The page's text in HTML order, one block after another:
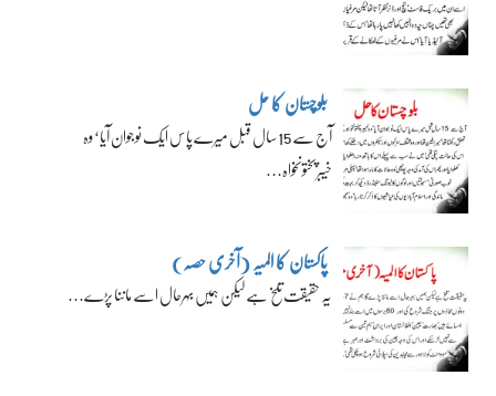
بلوچستان کا حل
آج سے 15 سال قبل میرے پاس ایک نوجوان آیا‘ وہ
خیبرپختونخواہ…
پاکستان کا المیہ (آخری حصہ)
یہ حقیقت تلخ ہے لیکن ہمیں بہرحال اسے ماننا پڑے…